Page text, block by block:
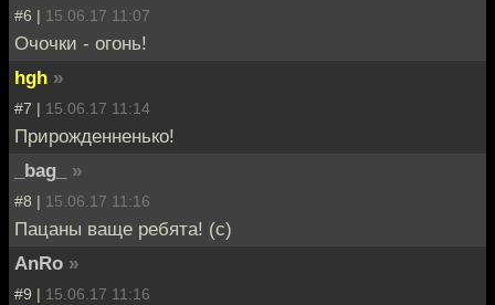
#6 | 15.06.17 11:07
Очочки - огонь!
hgh »
#7 | 15.06.17 11:14
Прирожденненько!
_bag_
»
#8 | 15.06.17 11:16
Пацаны ваще ребята! (с)
AnRo »
#9 | 15.06.17 11:16